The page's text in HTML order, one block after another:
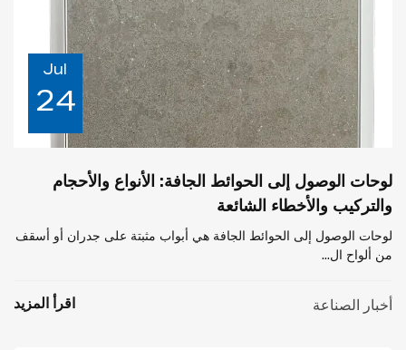
Jul
24
لوحات الوصول إلى الحوائط الجافة: الأنواع والأحجام
والتركيب والأخطاء الشائعة
لوحات الوصول إلى الحوائط الجافة هي أبواب مثبتة على جدران أو أسقف
من ألواح ال...
أخبار الصناعة اقرأ المزيد